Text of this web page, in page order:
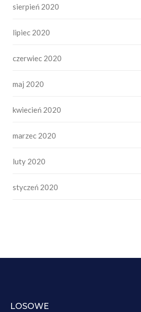
sierpień 2020
lipiec 2020
czerwiec 2020
maj 2020
kwiecień 2020
marzec 2020
luty 2020
styczeń 2020
LOSOWE